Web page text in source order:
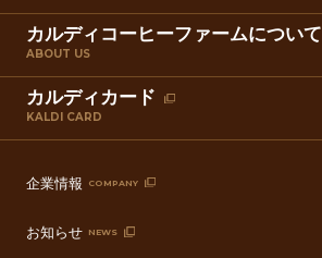
カルディコーヒーファームについて
ABOUT US
カルディカード
KALDI CARD
企業情報 COMPANY
お知らせ NEWS